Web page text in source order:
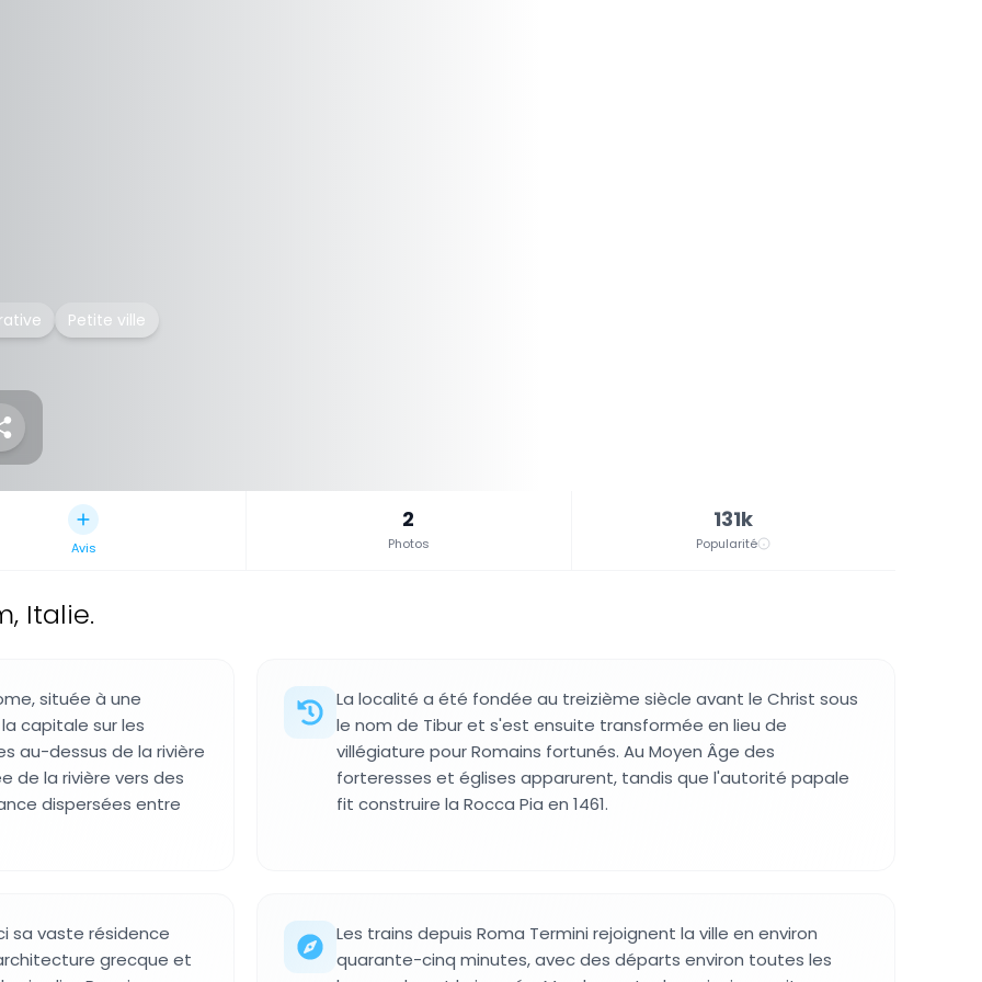
Petite ville
Avis
2
Photos
131k
Popularité
Italie.
située à une
capitale sur les
au-dessus de la rivière
de la rivière vers des
dispersées entre
La localité a été fondée au treizième siècle avant le Christ sous
le nom de Tibur et s'est ensuite transformée en lieu de
villégiature pour Romains fortunés. Au Moyen Âge des
forteresses et églises apparurent, tandis que l'autorité papale
fit construire la Rocca Pia en 1461.
sa vaste résidence
grecque et
Les trains depuis Roma Termini rejoignent la ville en environ
quarante-cinq minutes, avec des départs environ toutes les